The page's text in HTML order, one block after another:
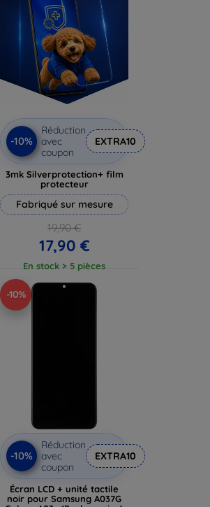
-10%
Réduction
avec
coupon
EXTRA10
3mk Silverprotection+ film
protecteur
Fabriqué sur mesure
19,90 €
17,90 €
En stock > 5 pièces
-10%
-10%
Réduction
avec
coupon
EXTRA10
Écran LCD + unité tactile
noir pour Samsung A037G